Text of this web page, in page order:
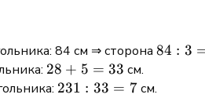
84 см ⇒ сторона 84
84 : 3
28
+
28 + 5 = 33 см.
231
231 : 33 = 7см.